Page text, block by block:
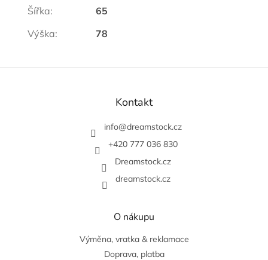
Šířka:
65
Výška: 78
Z
Kontakt
info@dreamstock.cz
+420 777 036 830
Dreamstock.cz
dreamstock.cz
O nákupu
Výměna, vratka & reklamace
Doprava, platba